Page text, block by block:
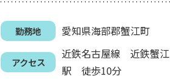
勤務地 愛知県海部郡蟹江町
アクセス
近鉄名古屋線 近鉄蟹江
駅 徒歩10分